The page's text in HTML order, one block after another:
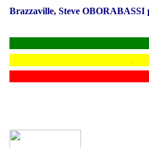
Brazzaville, Steve OBORABASSI
.